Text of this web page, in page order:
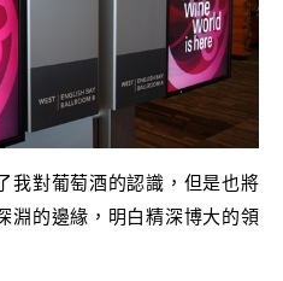
我對葡萄酒的認識，但是也將
淵的邊緣，明白精深博大的領